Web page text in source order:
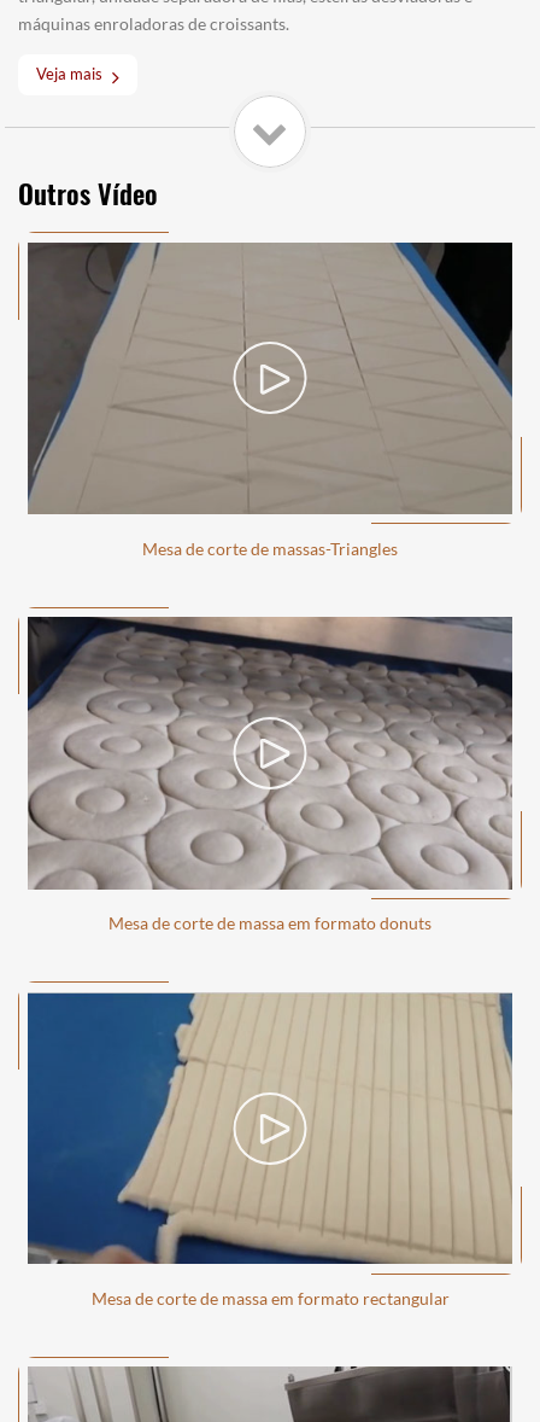
máquinas enroladoras de croissants.
Veja mais
Outros Vídeo
Mesa de corte de massas-Triangles
Mesa de corte de massa em formato donuts
Mesa de corte de massa em formato rectangular